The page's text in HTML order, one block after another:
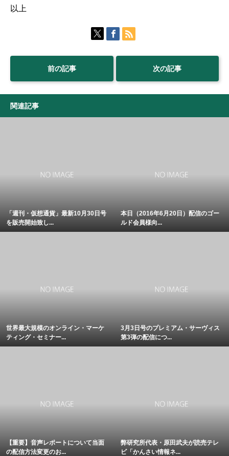
以上
前の記事 次の記事
関連記事
「週刊・仮想通貨」最新10月30日号
を販売開始致し...
本日（2016年6月20日）配信のゴー
ルド会員様向...
世界最大規模のオンライン・マーケ
ティング・セミナー...
3月3日号のプレミアム・サーヴィス
第3弾の配信につ...
【重要】音声レポートについて当面
の配信方法変更のお...
弊研究所代表・原田武夫が読売テレ
ビ「かんさい情報ネ...